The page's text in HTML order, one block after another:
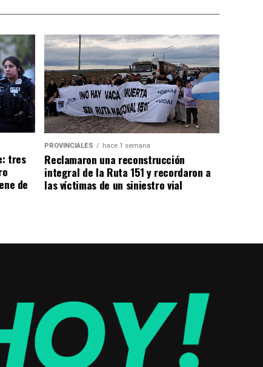
tres
de
PROVINCIALES hace 1 semana
Reclamaron una reconstrucción
integral de la Ruta 151 y recordaron a
las víctimas de un siniestro vial